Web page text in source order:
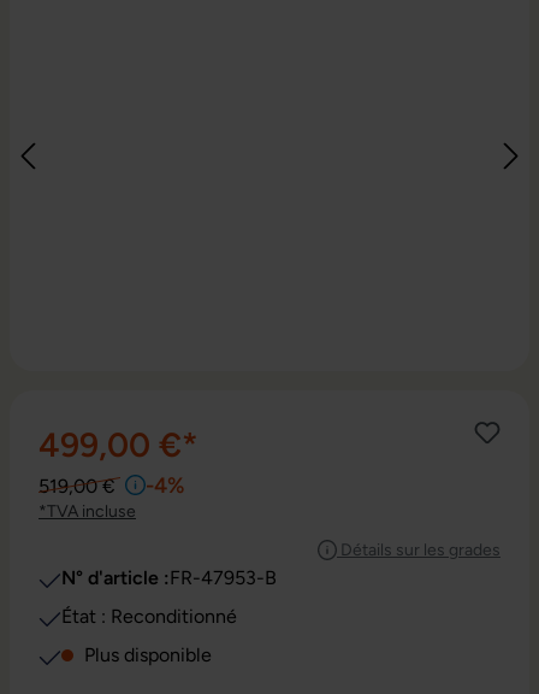
499,00 €*
519,00 € -4%
*TVA incluse
Détails sur les grades
N° d'article :FR-47953-B
État : Reconditionné
Plus disponible